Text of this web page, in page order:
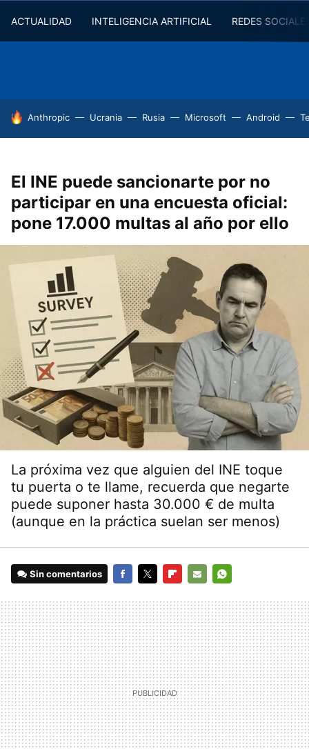
ACTUALIDAD INTELIGENCIA ARTIFICIAL REDES
HOY SE HABLA DE
Anthropic Ucrania Rusia Microsoft Android
El INE puede sancionarte por no
participar en una encuesta oficial:
pone 17.000 multas al año por ello
La próxima vez que alguien del INE toque
tu puerta o te llame, recuerda que negarte
puede suponer hasta 30.000 € de multa
(aunque en la práctica suelan ser menos)
Sin comentarios
MAIL